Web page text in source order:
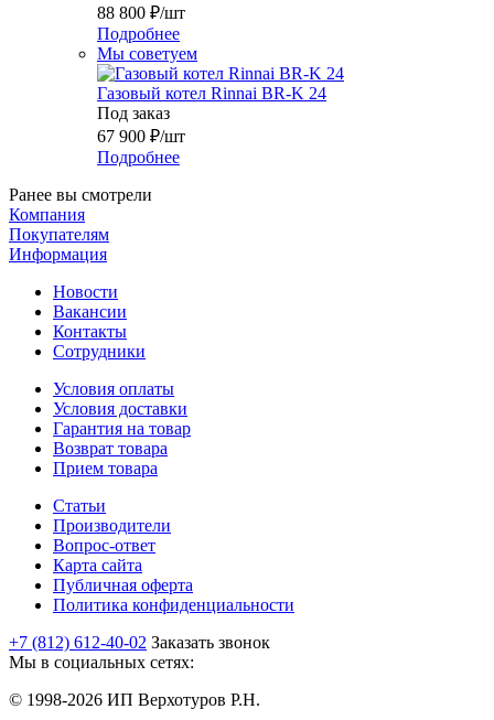
88 800 ₽/шт
Подробнее
Мы советуем
Газовый котел Rinnai BR-K 24
Под заказ
67 900 ₽/шт
Подробнее
Ранее вы смотрели
Компания
Покупателям
Информация
Новости
Вакансии
Контакты
Сотрудники
Условия оплаты
Условия доставки
Гарантия на товар
Возврат товара
Прием товара
Статьи
Производители
Вопрос-ответ
Карта сайта
Публичная оферта
Политика конфиденциальности
+7 (812) 612-40-02 Заказать звонок
Мы в социальных сетях:
© 1998-2026 ИП Верхотуров Р.Н.